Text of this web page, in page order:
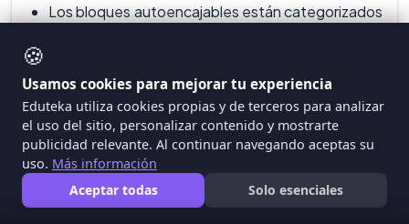
Los bloques autoencajables están categorizados
Fuscia=Sonido; Verde=Lápiz; Naranja=Control;
Azul claro=Sensores; Verde claro=Números;
Rojo=variables). Este código visual también
ayuda a los estudiantes.
Los modos de diseño y ejecución del ambiente
de programación son simultáneos, lo que permite
🍪
Usamos cookies para mejorar tu experiencia
Eduteka utiliza cookies propias y de terceros para analizar
el uso del sitio, personalizar contenido y mostrarte
publicidad relevante. Al continuar navegando aceptas su
uso. Más información
Aceptar todas
Solo esenciales